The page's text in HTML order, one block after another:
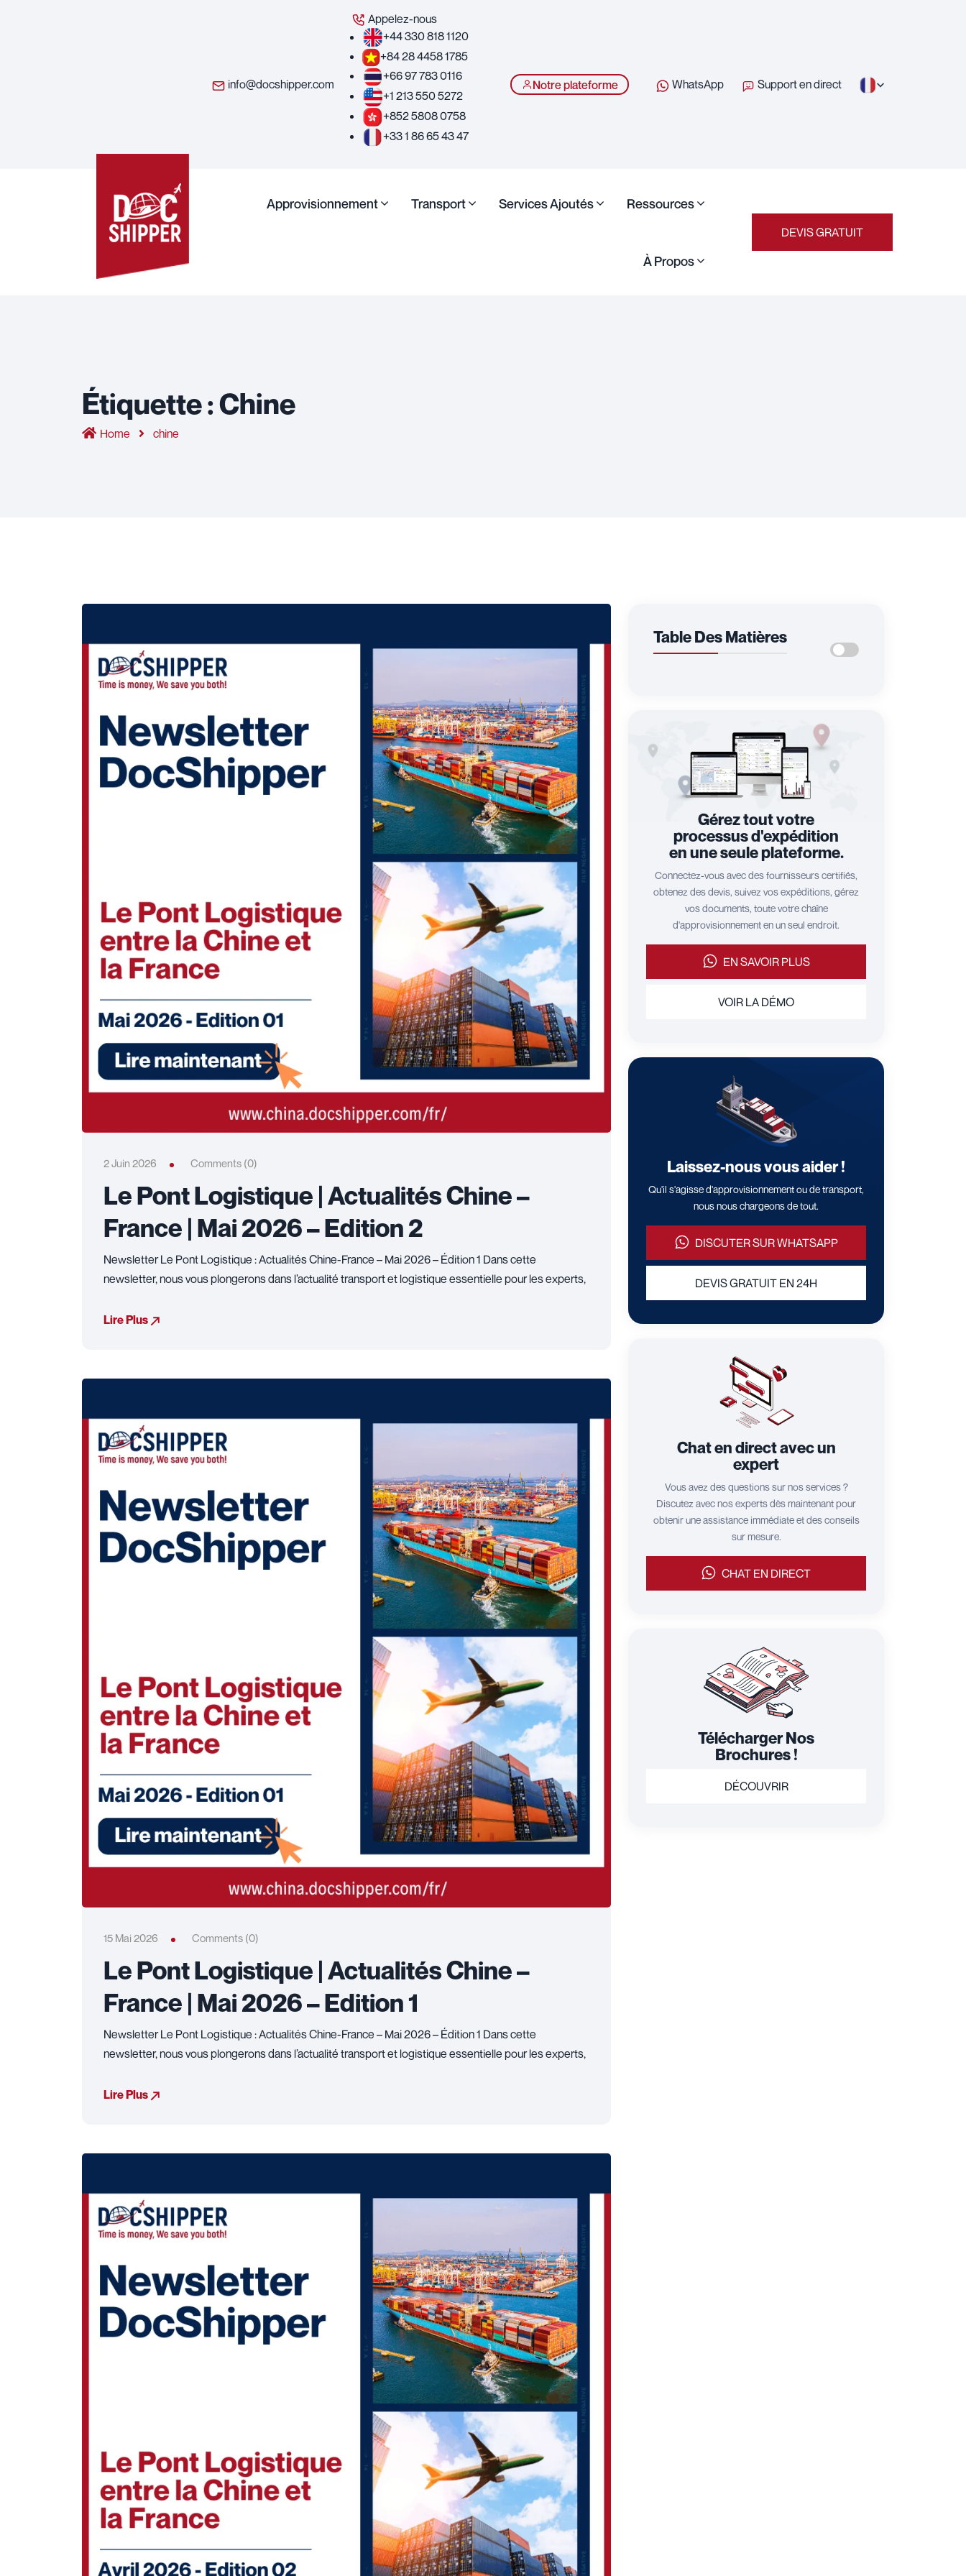
info@docshipper.com
Appelez-nous
+44 330 818 1120
+84 28 4458 1785
+66 97 783 0116
+1 213 550 5272
+852 5808 0758
+33 1 86 65 43 47
Notre plateforme WhatsApp Support en direct
Approvisionnement Transport Services Ajoutés Ressources
À Propos
DEVIS GRATUIT
Étiquette :Chine
Home chine
2 Juin 2026 Comments (0)
Le Pont Logistique | Actualités Chine –
France | Mai 2026 – Edition 2
Newsletter Le Pont Logistique : Actualités Chine-France – Mai 2026 – Édition 1 Dans cette
newsletter, nous vous plongerons dans l’actualité transport et logistique essentielle pour les experts,
Lire Plus
15 Mai 2026 Comments (0)
Le Pont Logistique | Actualités Chine –
France | Mai 2026 – Edition 1
Newsletter Le Pont Logistique : Actualités Chine-France – Mai 2026 – Édition 1 Dans cette
newsletter, nous vous plongerons dans l’actualité transport et logistique essentielle pour les experts,
Lire Plus
Table Des Matières
Gérez tout votre
processus d'expédition
en une seule plateforme.
Connectez-vous avec des fournisseurs certifiés,
obtenez des devis, suivez vos expéditions, gérez
vos documents, toute votre chaîne
d'approvisionnement en un seul endroit.
EN SAVOIR PLUS
VOIR LA DÉMO
Laissez-nous vous aider !
Qu'il s'agisse d'approvisionnement ou de transport,
nous nous chargeons de tout.
DISCUTER SUR WHATSAPP
DEVIS GRATUIT EN 24H
Chat en direct avec un
expert
Vous avez des questions sur nos services ?
Discutez avec nos experts dès maintenant pour
obtenir une assistance immédiate et des conseils
sur mesure.
CHAT EN DIRECT
Télécharger Nos
Brochures !
DÉCOUVRIR